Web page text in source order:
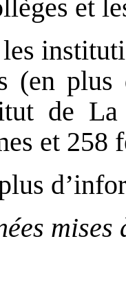
et
(en plus
de
et 258